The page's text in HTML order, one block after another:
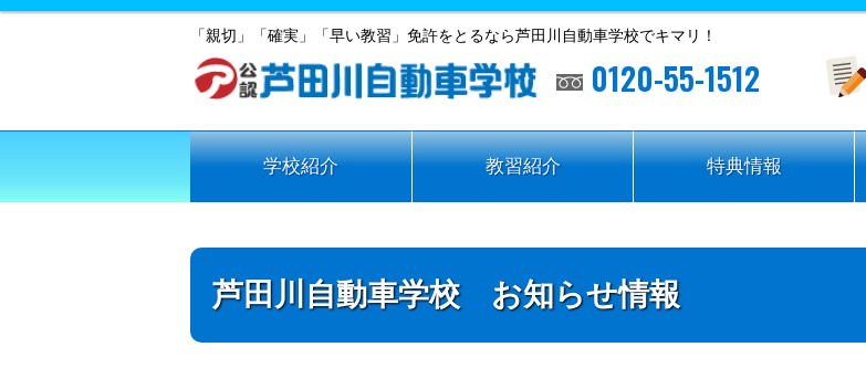
「親切」「確実」「早い教習」免許をとるなら芦田川自動車学校でキマリ！
0120-55-1512
学校紹介 教習紹介 特典情報
芦田川自動車学校 お知らせ情報